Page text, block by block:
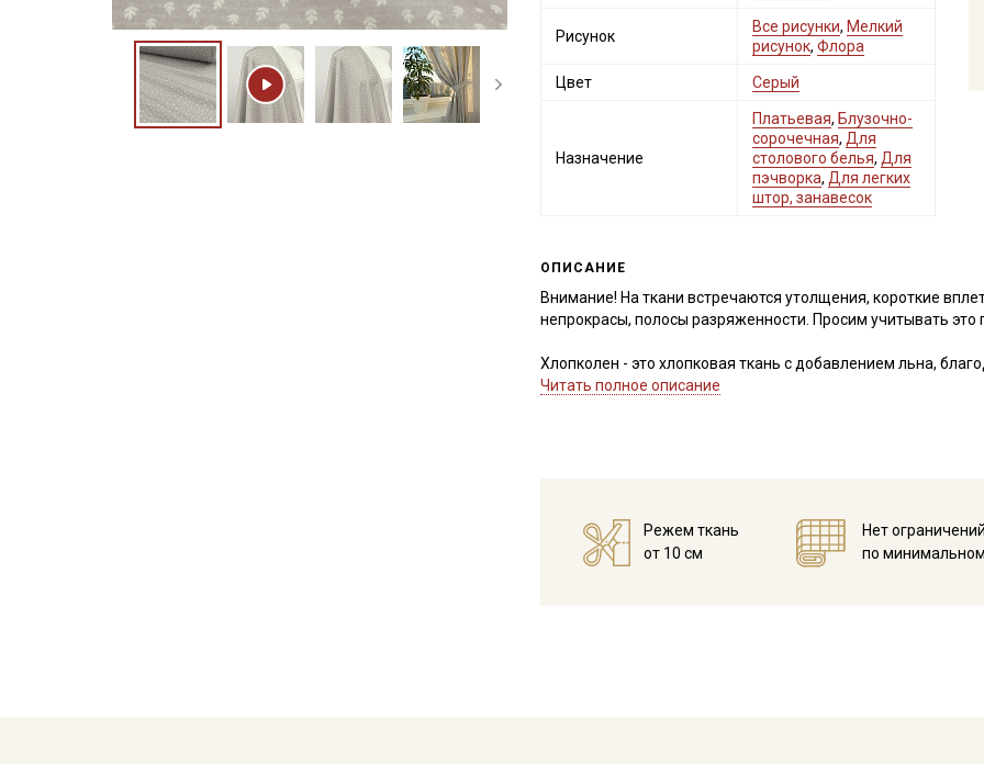
Рисунок
Все рисунки, Мелкий
рисунок, Флора
Цвет Серый
Назначение
Платьевая, Блузочно-
сорочечная, Для
столового белья, Для
пэчворка, Для легких
штор, занавесок
ОПИСАНИЕ
Внимание! На ткани встречаются утолщения, короткие
непрокрасы, полосы разряженности. Просим учитывать это
Хлопколен - это хлопковая ткань с добавлением льна,
нитей, обладает ярко-выраженной шероховатой фактурой,
оттенки слегка просвечивают, стоит учитывать это при
Дает усадку. Перед пошивом постирайте отрез при
Читать полное описание
Режем ткань
от 10 см
Нет ограничений
по